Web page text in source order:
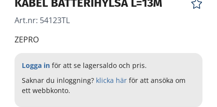
KABEL BATTERIHYLSA L=13M
Art.nr: 54123TL
ZEPRO
Logga in för att se lagersaldo och pris.
Saknar du inloggning? klicka här för att ansöka om
ett webbkonto.